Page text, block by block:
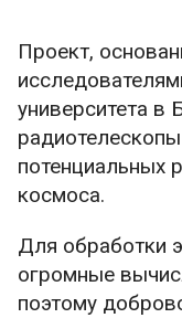
Проект,
университета в
потенциальных
космоса.
Для обработки
огромные
поэтому